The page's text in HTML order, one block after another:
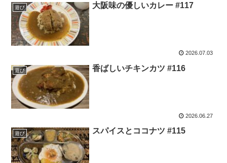
遊び 大阪味の優しいカレー #117
2026.07.03
遊び 香ばしいチキンカツ #116
2026.06.27
遊び スパイスとココナツ #115